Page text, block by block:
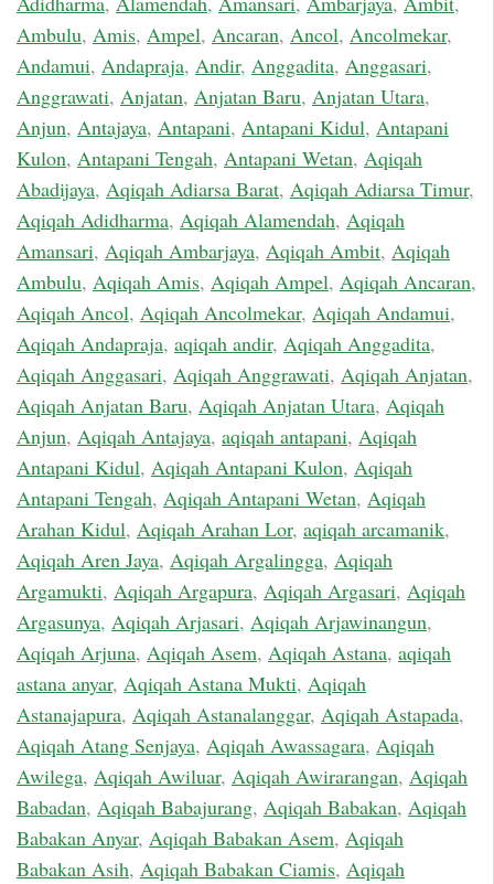
Ambulu, Amis, Ampel, Ancaran, Ancol, Ancolmekar,
Andamui, Andapraja, Andir, Anggadita, Anggasari,
Anggrawati, Anjatan, Anjatan Baru, Anjatan Utara,
Anjun, Antajaya, Antapani, Antapani Kidul, Antapani
Kulon, Antapani Tengah, Antapani Wetan, Aqiqah
Abadijaya, Aqiqah Adiarsa Barat, Aqiqah Adiarsa Timur,
Aqiqah Adidharma, Aqiqah Alamendah, Aqiqah
Amansari, Aqiqah Ambarjaya, Aqiqah Ambit, Aqiqah
Ambulu, Aqiqah Amis, Aqiqah Ampel, Aqiqah Ancaran,
Aqiqah Ancol, Aqiqah Ancolmekar, Aqiqah Andamui,
Aqiqah Andapraja, aqiqah andir, Aqiqah Anggadita,
Aqiqah Anggasari, Aqiqah Anggrawati, Aqiqah Anjatan,
Aqiqah Anjatan Baru, Aqiqah Anjatan Utara, Aqiqah
Anjun, Aqiqah Antajaya, aqiqah antapani, Aqiqah
Antapani Kidul, Aqiqah Antapani Kulon, Aqiqah
Antapani Tengah, Aqiqah Antapani Wetan, Aqiqah
Arahan Kidul, Aqiqah Arahan Lor, aqiqah arcamanik,
Aqiqah Aren Jaya, Aqiqah Argalingga, Aqiqah
Argamukti, Aqiqah Argapura, Aqiqah Argasari, Aqiqah
Argasunya, Aqiqah Arjasari, Aqiqah Arjawinangun,
Aqiqah Arjuna, Aqiqah Asem, Aqiqah Astana, aqiqah
astana anyar, Aqiqah Astana Mukti, Aqiqah
Astanajapura, Aqiqah Astanalanggar, Aqiqah Astapada,
Aqiqah Atang Senjaya, Aqiqah Awassagara, Aqiqah
Awilega, Aqiqah Awiluar, Aqiqah Awirarangan, Aqiqah
Babadan, Aqiqah Babajurang, Aqiqah Babakan, Aqiqah
Babakan Anyar, Aqiqah Babakan Asem, Aqiqah
Babakan Asih, Aqiqah Babakan Ciamis, Aqiqah